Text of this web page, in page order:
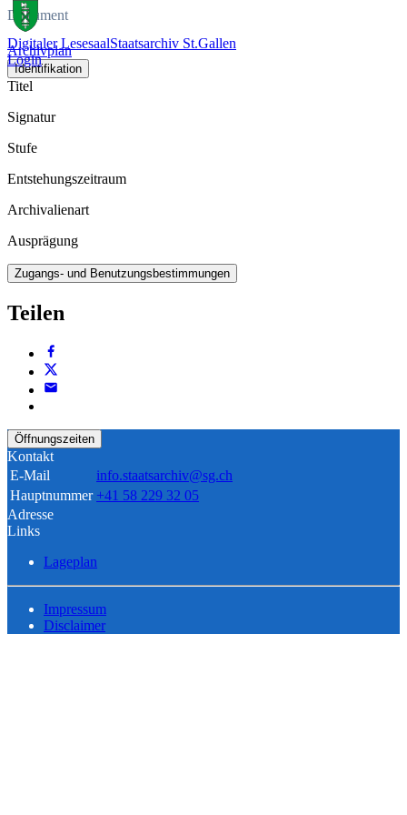
Digitaler LesesaalStaatsarchiv St.Gallen
Login
Dokument
Archivplan
Identifikation
Titel
Signatur
Stufe
Entstehungszeitraum
Archivalienart
Ausprägung
Zugangs- und Benutzungsbestimmungen
Teilen
Öffnungszeiten
Kontakt
E-Mail
info.staatsarchiv@sg.ch
Hauptnummer +41 58 229 32 05
Adresse
Links
Lageplan
Impressum
Disclaimer